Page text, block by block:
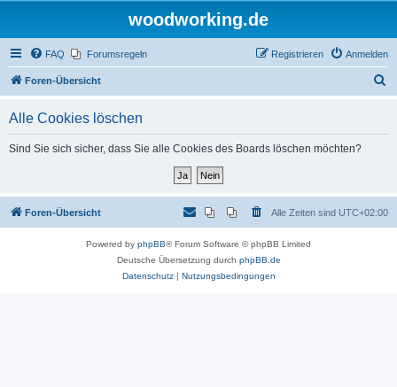
woodworking.de
FAQ Forumsregeln Anmelden
Registrieren
Foren-Übersicht
Alle Cookies löschen
Sind Sie sich sicher, dass Sie alle Cookies des Boards löschen möchten?
Foren-Übersicht Alle Zeiten sind UTC+02:00
Powered by phpBB® Forum Software © phpBB Limited
Deutsche Übersetzung durch phpBB.de
Datenschutz| Nutzungsbedingungen